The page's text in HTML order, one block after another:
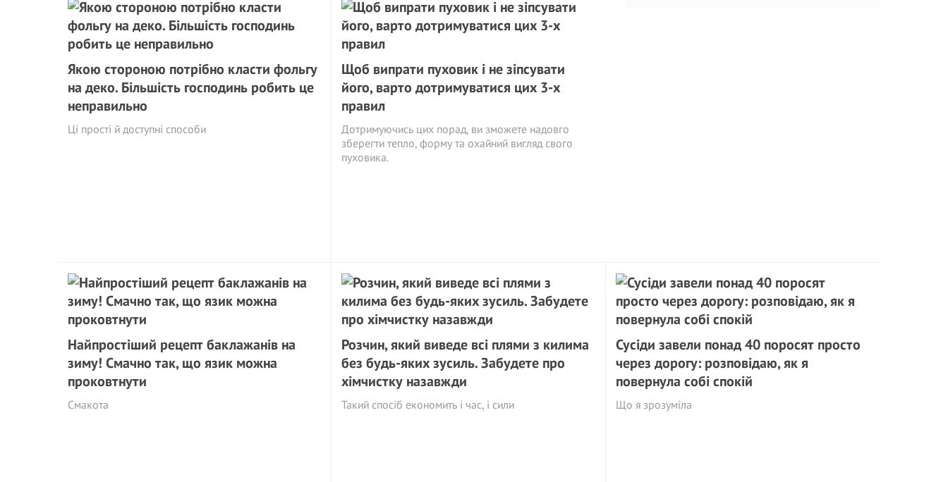
Якою стороною потрібно класти фольгу
на деко. Більшість господинь робить це
неправильно
Ці прості й доступні способи
Щоб випрати пуховик і не зіпсувати
його, варто дотримуватися цих 3-х
правил
Дотримуючись цих порад, ви зможете надовго
зберегти тепло, форму та охайний вигляд свого
пуховика.
Найпростіший рецепт баклажанів на
зиму! Смачно так, що язик можна
проковтнути
Смакота
Розчин, який виведе всі плями з килима
без будь-яких зусиль. Забудете про
хімчистку назавжди
Такий спосіб економить і час, і сили
Сусіди завели понад 40 поросят просто
через дорогу: розповідаю, як я
повернула собі спокій
Що я зрозуміла